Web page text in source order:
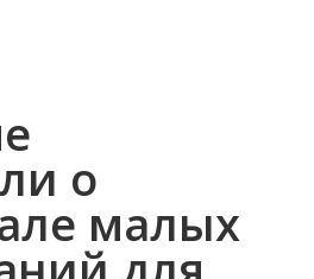
о
малых